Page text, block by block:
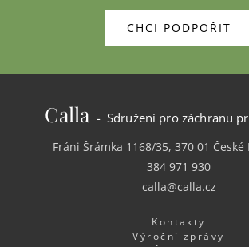
CHCI PODPOŘIT
Calla - Sdružení pro záchranu
Fráni Šrámka 1168/35, 370 01 České
384 971 930
calla@calla.cz
Kontakty
Výroční zprávy